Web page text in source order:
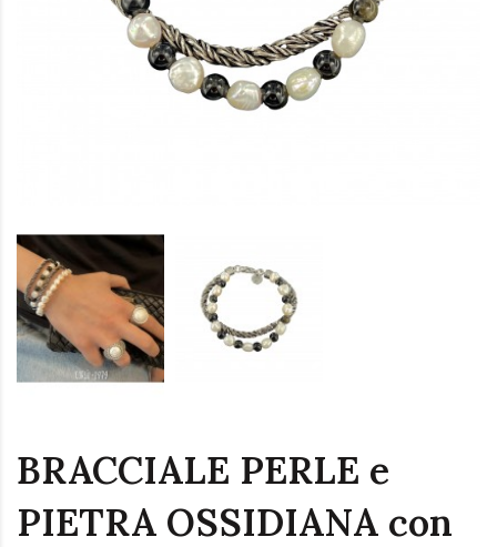
BRACCIALE PERLE e
PIETRA OSSIDIANA con